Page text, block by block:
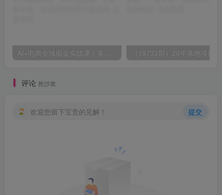
评论 抢沙发
欢迎您留下宝贵的见解！ 提交